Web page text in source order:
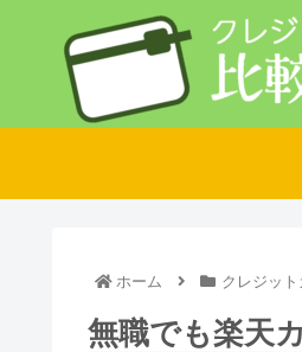
ホーム クレジッ
無職でも楽天